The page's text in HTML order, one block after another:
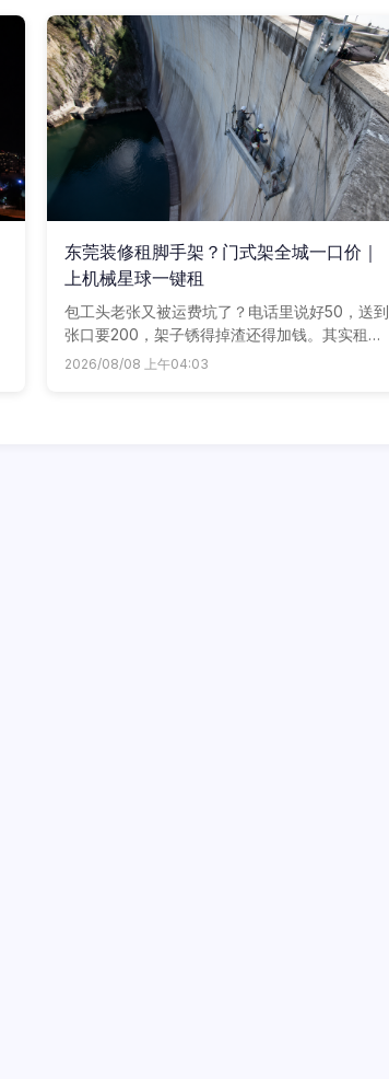
东莞装修租脚手架？门式架全城一口价｜
上机械星球一键租
包工头老张又被运费坑了？电话里说好50，送到
张口要200，架子锈得掉渣还得加钱。其实租脚
手架没那么烧脑，上机械星球，门式脚手架、盘
2026/08/08 上午04:03